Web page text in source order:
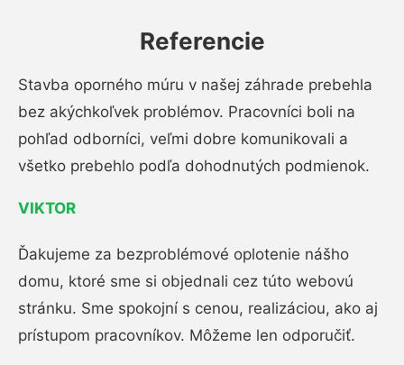
Referencie
Stavba oporného múru v našej záhrade prebehla
bez akýchkoľvek problémov. Pracovníci boli na
pohľad odborníci, veľmi dobre komunikovali a
všetko prebehlo podľa dohodnutých podmienok.
VIKTOR
Ďakujeme za bezproblémové oplotenie nášho
domu, ktoré sme si objednali cez túto webovú
stránku. Sme spokojní s cenou, realizáciou, ako aj
prístupom pracovníkov. Môžeme len odporučiť.